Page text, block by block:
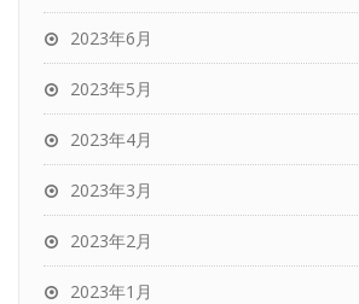
2023年6月
2023年5月
2023年4月
2023年3月
2023年2月
2023年1月